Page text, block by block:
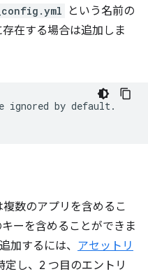
_config.yml
という名前の
在する場合は追加しま
ignored by default.
数のアプリを含めるこ
ーを含めることができま
加するには、 アセットリ
定し、2 つ目のエントリ